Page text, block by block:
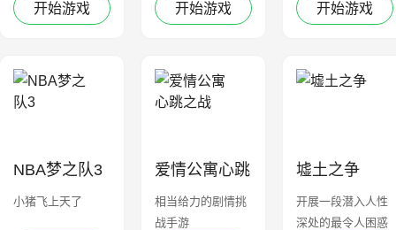
开始游戏 开始游戏 开始游戏
NBA梦之队3
小猪飞上天了
爱情公寓心跳
之战
相当给力的剧情挑
战手游
墟土之争
开展一段潜入人性
深处的最令人困惑